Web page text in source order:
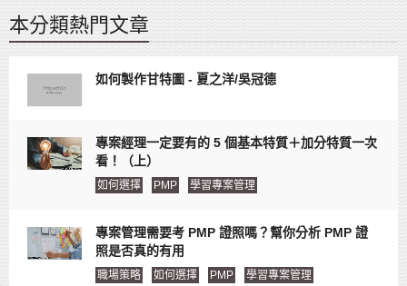
本分類熱門文章
如何製作甘特圖 - 夏之洋/吳冠德
專案經理一定要有的 5 個基本特質＋加分特質一次
看！（上）
如何選擇 PMP 學習專案管理
專案管理需要考 PMP 證照嗎？幫你分析 PMP 證
照是否真的有用
職場策略 如何選擇 PMP 學習專案管理